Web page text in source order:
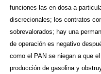
funciones las en-dosa a
discrecionales; los contratos
sobrevalorados; hay una
de operación es negativo
como el PAN se niegan a que
producción de gasolina y